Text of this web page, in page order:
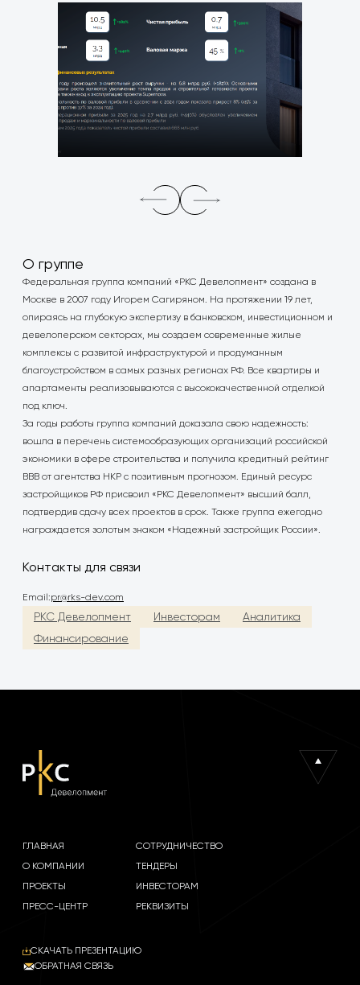
О группе
Федеральная группа компаний «РКС Девелопмент» создана в
Москве в 2007 году Игорем Сагиряном. На протяжении 19 лет,
опираясь на глубокую экспертизу в банковском, инвестиционном и
девелоперском секторах, мы создаем современные жилые
комплексы с развитой инфраструктурой и продуманным
благоустройством в самых разных регионах РФ. Все квартиры и
апартаменты реализовываются с высококачественной отделкой
под ключ.
За годы работы группа компаний доказала свою надежность:
вошла в перечень системообразующих организаций российской
экономики в сфере строительства и получила кредитный рейтинг
BBB от агентства НКР с позитивным прогнозом. Единый ресурс
застройщиков РФ присвоил «РКС Девелопмент» высший балл,
подтвердив сдачу всех проектов в срок. Также группа ежегодно
награждается золотым знаком «Надежный застройщик России».
Контакты для связи
Email:pr@rks-dev.com
РКС Девелопмент Инвесторам
Аналитика
Финансирование
ГЛАВНАЯ
О КОМПАНИИ
ПРОЕКТЫ
ПРЕСС-ЦЕНТР
СОТРУДНИЧЕСТВО
ТЕНДЕРЫ
ИНВЕСТОРАМ
РЕКВИЗИТЫ
ОБРАТНАЯ СВЯЗЬ
СКАЧАТЬ ПРЕЗЕНТАЦИЮ